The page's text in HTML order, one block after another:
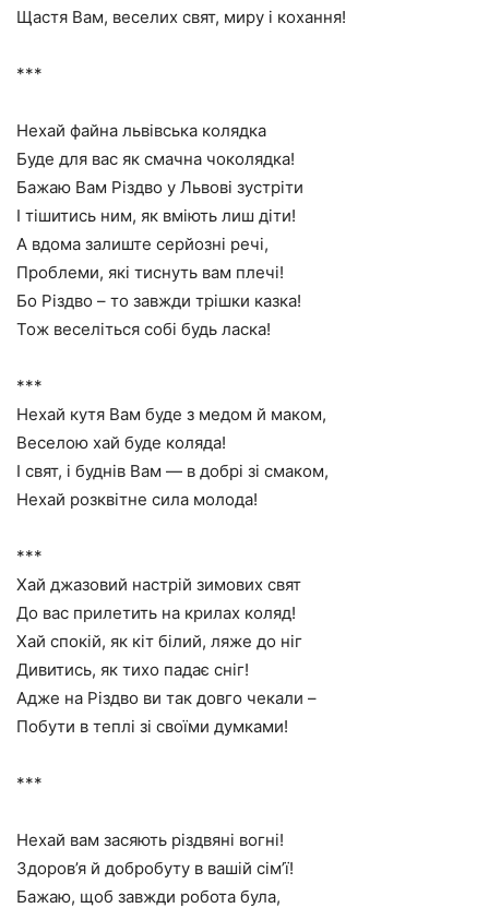
Щастя Вам, веселих свят, миру і кохання!
***
Нехай файна львівська колядка
Буде для вас як смачна чоколядка!
Бажаю Вам Різдво у Львові зустріти
І тішитись ним, як вміють лиш діти!
А вдома залиште серйозні речі,
Проблеми, які тиснуть вам плечі!
Бо Різдво – то завжди трішки казка!
Тож веселіться собі будь ласка!
***
Нехай кутя Вам буде з медом й маком,
Веселою хай буде коляда!
І свят, і буднів Вам — в добрі зі смаком,
Нехай розквітне сила молода!
***
Хай джазовий настрій зимових свят
До вас прилетить на крилах коляд!
Хай спокій, як кіт білий, ляже до ніг
Дивитись, як тихо падає сніг!
Адже на Різдво ви так довго чекали –
Побути в теплі зі своїми думками!
***
Нехай вам засяють різдвяні вогні!
Здоров’я й добробуту в вашій сім’ї!
Бажаю, щоб завжди робота була,